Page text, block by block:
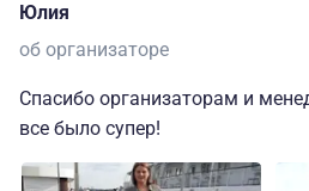
Юлия
об организаторе
Спасибо организаторам и
все было супер!